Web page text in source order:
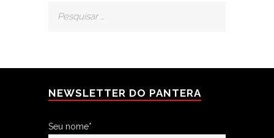
NEWSLETTER DO PANTERA
Seu nome*